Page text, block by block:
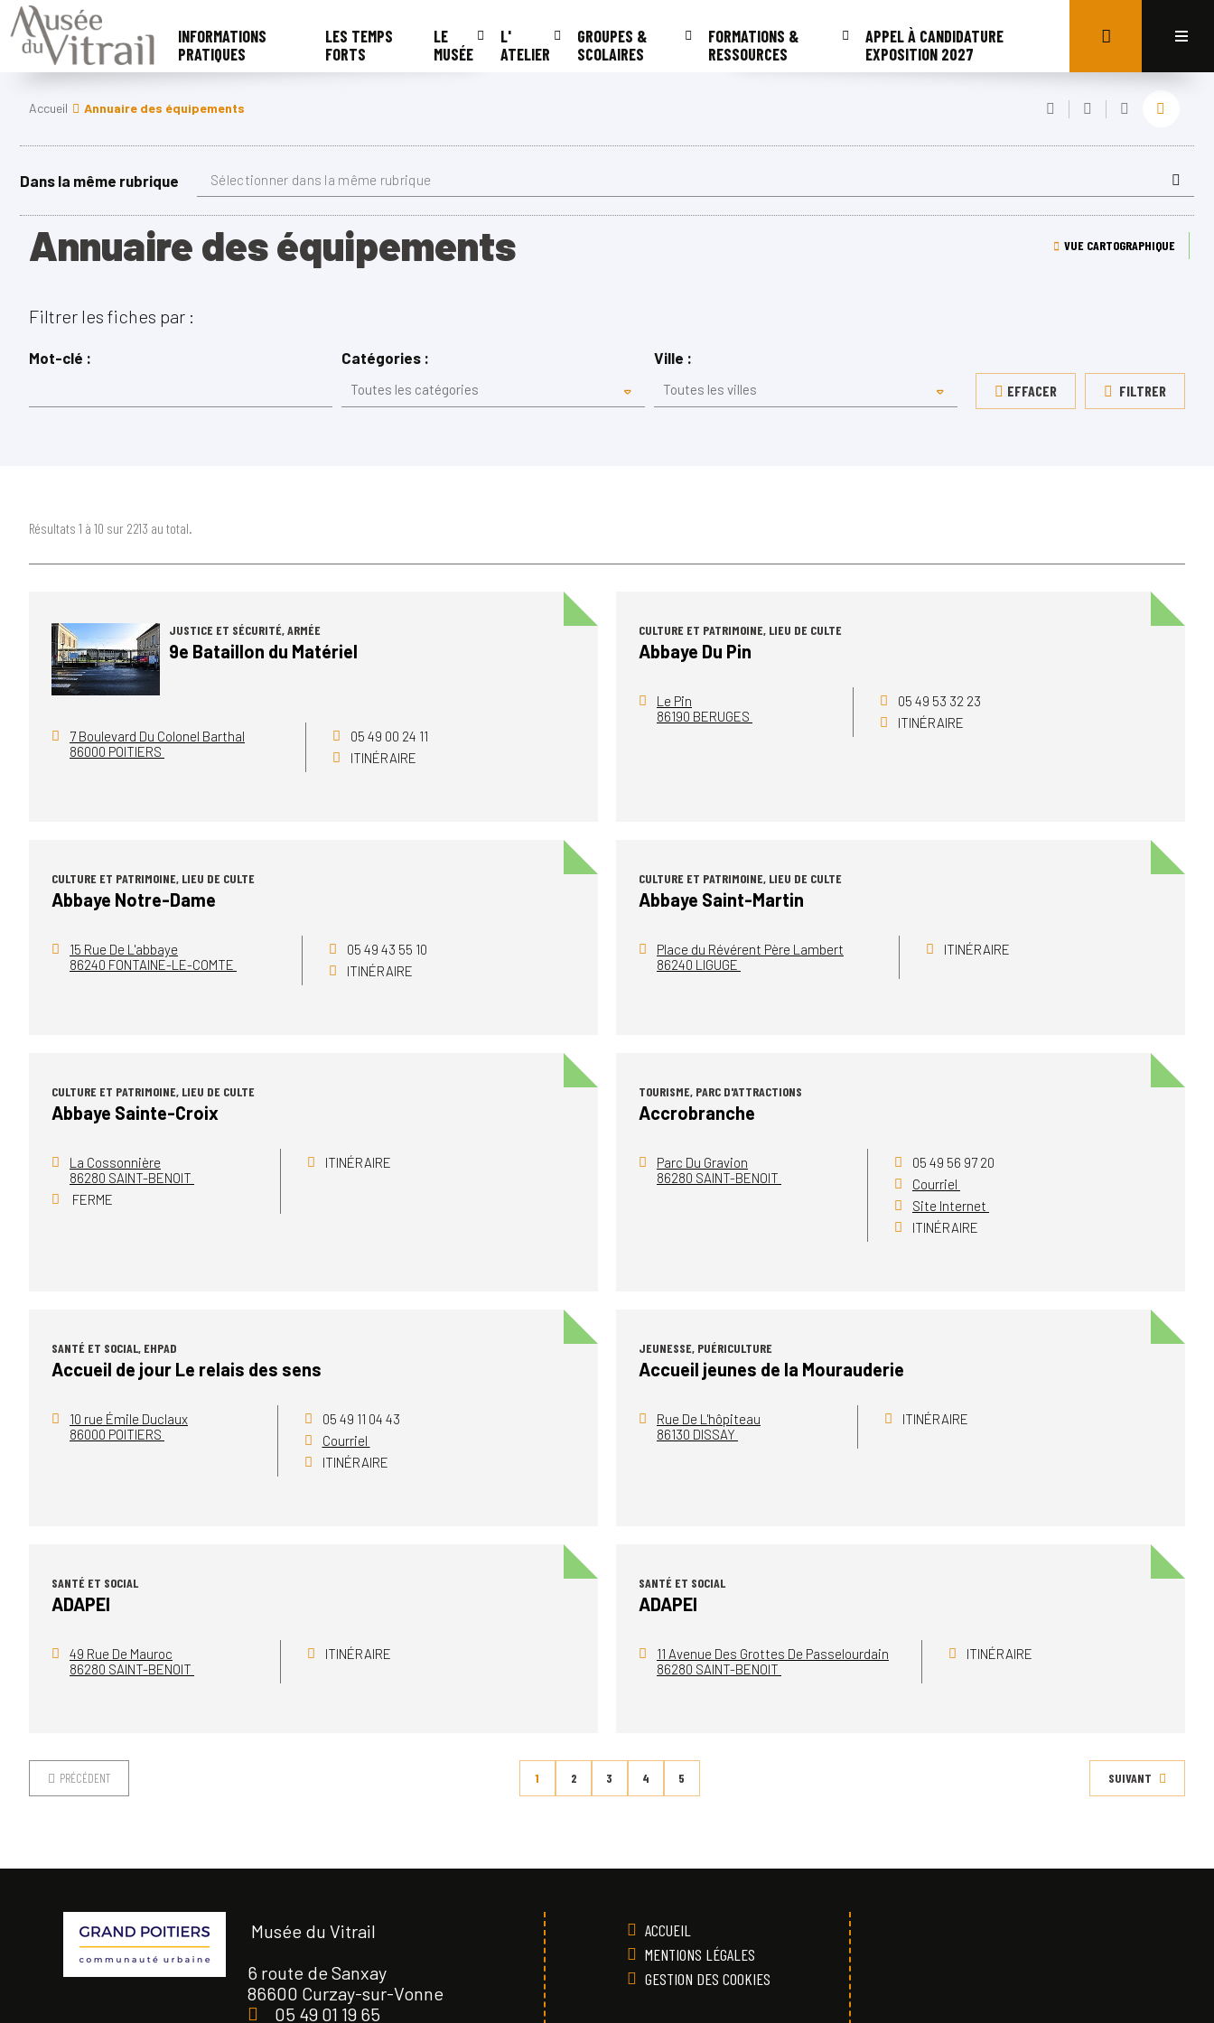
INFORMATIONS
PRATIQUES
LES TEMPS
FORTS
LE
MUSÉE
L'
ATELIER
GROUPES &
SCOLAIRES
FORMATIONS &
RESSOURCES
APPEL À CANDIDATURE
EXPOSITION 2027
Accueil Annuaire des équipements
Dans la même rubrique Sélectionner dans la même rubrique
Annuaire des équipements VUE CARTOGRAPHIQUE
Filtrer les fiches par :
Mot-clé : Catégories :
Toutes les catégories
Ville :
Toutes les villes EFFACER FILTRER
Résultats 1 à 10 sur 2213 au total.
JUSTICE ET SÉCURITÉ, ARMÉE
9e Bataillon du Matériel
7 Boulevard Du Colonel Barthal
86000 POITIERS
05 49 00 24 11
ITINÉRAIRE
CULTURE ET PATRIMOINE, LIEU DE CULTE
Abbaye Du Pin
Le Pin
86190 BERUGES
05 49 53 32 23
ITINÉRAIRE
CULTURE ET PATRIMOINE, LIEU DE CULTE
Abbaye Notre-Dame
15 Rue De L'abbaye
86240 FONTAINE-LE-COMTE
05 49 43 55 10
ITINÉRAIRE
CULTURE ET PATRIMOINE, LIEU DE CULTE
Abbaye Saint-Martin
Place du Révérent Père Lambert
86240 LIGUGE
ITINÉRAIRE
CULTURE ET PATRIMOINE, LIEU DE CULTE
Abbaye Sainte-Croix
La Cossonnière
86280 SAINT-BENOIT
FERME
ITINÉRAIRE
TOURISME, PARC D'ATTRACTIONS
Accrobranche
Parc Du Gravion
86280 SAINT-BENOIT
05 49 56 97 20
Courriel
Site Internet
ITINÉRAIRE
SANTÉ ET SOCIAL, EHPAD
Accueil de jour Le relais des sens
10 rue Émile Duclaux
86000 POITIERS
05 49 11 04 43
Courriel
ITINÉRAIRE
JEUNESSE, PUÉRICULTURE
Accueil jeunes de la Mourauderie
Rue De L'hôpiteau
86130 DISSAY
ITINÉRAIRE
SANTÉ ET SOCIAL
ADAPEI
49 Rue De Mauroc
86280 SAINT-BENOIT
ITINÉRAIRE
SANTÉ ET SOCIAL
ADAPEI
11 Avenue Des Grottes De Passelourdain
86280 SAINT-BENOIT
ITINÉRAIRE
PRÉCÉDENT 1 2 3 4 5 SUIVANT
Musée du Vitrail
6 route de Sanxay
86600 Curzay-sur-Vonne
05 49 01 19 65
ACCUEIL
MENTIONS LÉGALES
GESTION DES COOKIES